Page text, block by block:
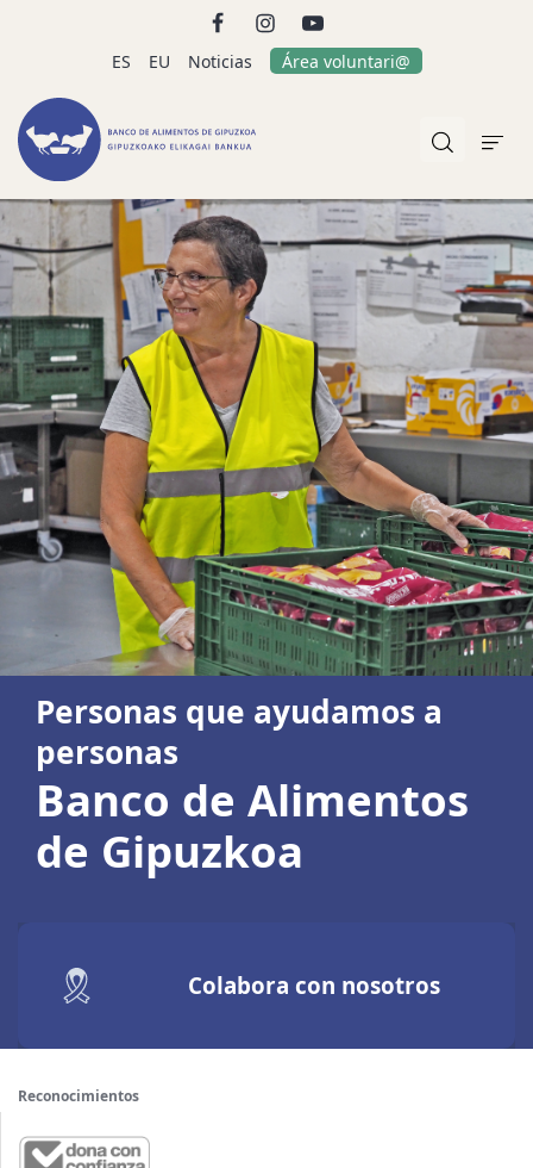
ES EU Noticias Área voluntari@
Personas que ayudamos a
personas
Banco de Alimentos
de Gipuzkoa
Colabora con nosotros
Reconocimientos